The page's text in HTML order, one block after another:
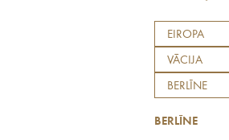
EIROPA
VĀCIJA
BERLĪNE
BERLĪNE